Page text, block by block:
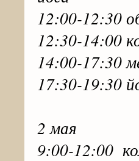
12:00-12:30
12:30-14:00
14:00-17:30
17:30-19:30
2 мая
9:00-12:00